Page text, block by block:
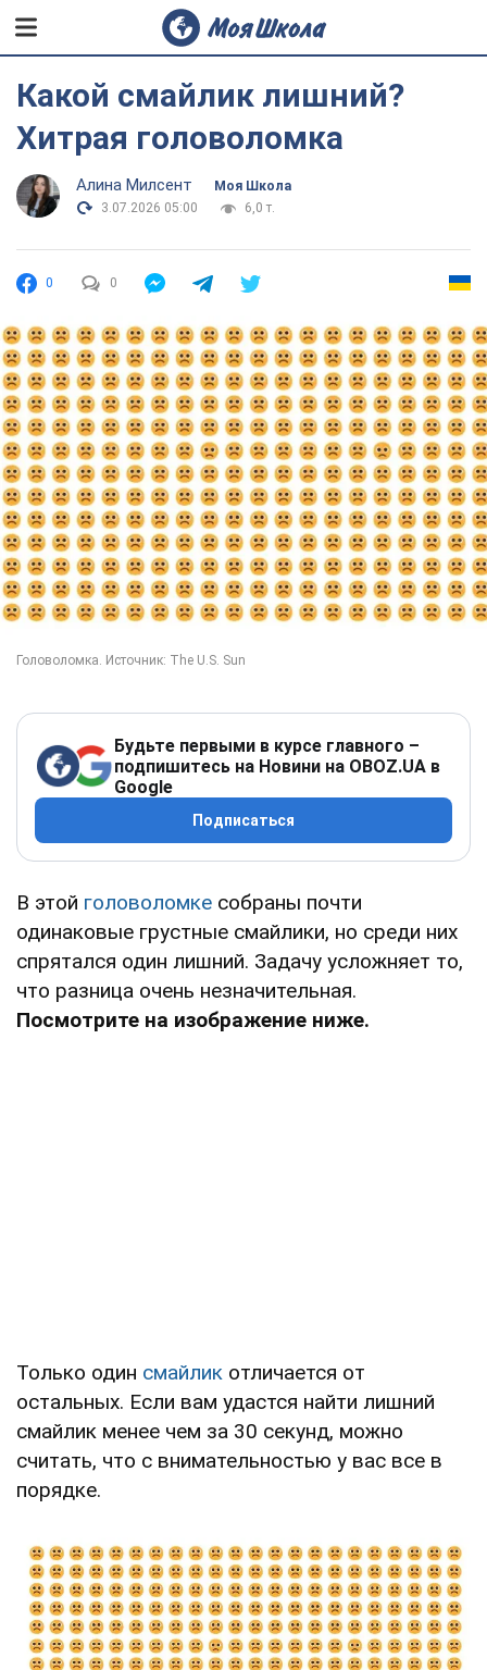
Какой смайлик лишний?
Хитрая головоломка
Алина Милсент
Моя Школа
3.07.2026 05:00
6,0 т.
0 0
Будьте первыми в курсе главного –
подпишитесь на Новини на OBOZ.UA в
Google
Подписаться
В этой головоломке собраны почти
одинаковые грустные смайлики, но среди них
спрятался один лишний. Задачу усложняет то,
что разница очень незначительная.
Посмотрите на изображение ниже.
Только один смайлик отличается от
остальных. Если вам удастся найти лишний
смайлик менее чем за 30 секунд, можно
считать, что с внимательностью у вас все в
порядке.